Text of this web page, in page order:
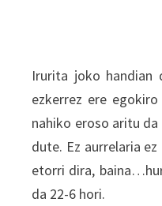
Irurita joko handian
ezkerrez ere
nahiko eroso aritu
dute. Ez aurrelaria
etorri dira,
da 22-6 hori.